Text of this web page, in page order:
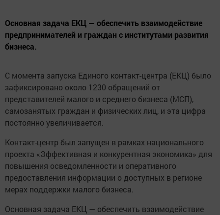
Основная задача ЕКЦ — обеспечить взаимодействие
предпринимателей и граждан с институтами развития
бизнеса.
С момента запуска Единого контакт-центра (ЕКЦ) было
зафиксировано около 1230 обращений от
представителей малого и среднего бизнеса (МСП),
самозанятых граждан и физических лиц, и эта цифра
постоянно увеличивается.
Контакт-центр был запущен в рамках национального
проекта «Эффективная и конкурентная экономика» для
повышения осведомленности и оперативного
предоставления информации о доступных в регионе
мерах поддержки малого бизнеса.
Основная задача ЕКЦ — обеспечить взаимодействие